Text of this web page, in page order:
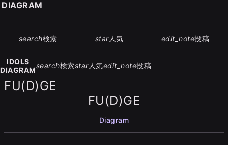
search検索 star人気 edit_note投稿
IDOLS
DIAGRAM
search検索star人気edit_note投稿
FU(D)GE
FU(D)GE
Diagram